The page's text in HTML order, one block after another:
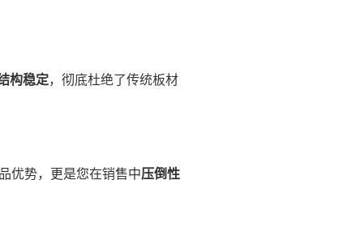
构稳定，彻底杜绝了传统板材
优势，更是您在销售中压倒性